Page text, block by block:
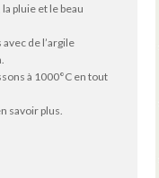
pluie et le beau
de l’argile
à 1000°C en tout
savoir plus.